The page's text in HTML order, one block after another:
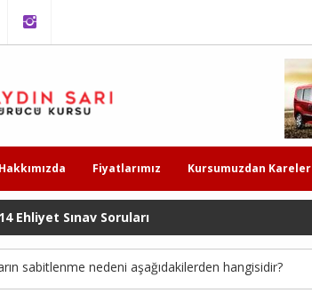
Hakkımızda Fiyatlarımız Kursumuzdan Kareler
Ehliyet Sınav Soruları
sabitlenme nedeni aşağıdakilerden hangisidir?